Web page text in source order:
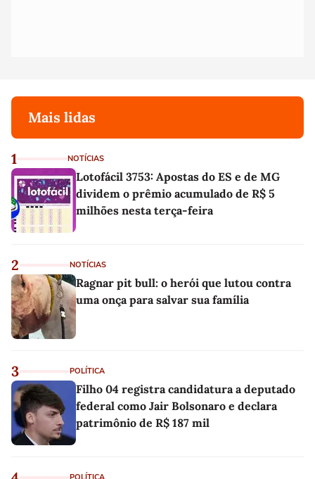
Mais lidas
1 NOTÍCIAS
Lotofácil 3753: Apostas do ES e de MG
dividem o prêmio acumulado de R$ 5
milhões nesta terça-feira
2 NOTÍCIAS
Ragnar pit bull: o herói que lutou contra
uma onça para salvar sua família
3 POLÍTICA
Filho 04 registra candidatura a deputado
federal como Jair Bolsonaro e declara
patrimônio de R$ 187 mil